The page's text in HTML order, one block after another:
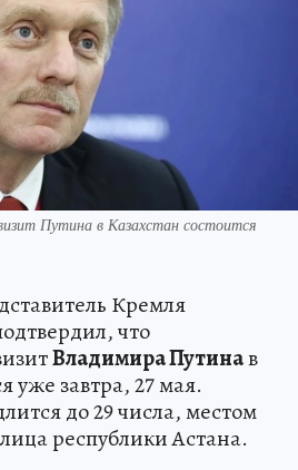
Путина в Казахстан состоится
Кремля
что
Владимира Путинав
уже завтра, 27 мая.
до 29 числа, местом
республики Астана.